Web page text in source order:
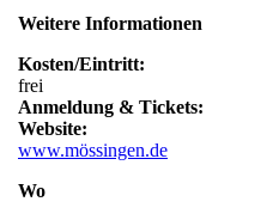
Weitere Informationen
Kosten/Eintritt:
frei
Anmeldung & Tickets:
Website:
www.mössingen.de
Wo